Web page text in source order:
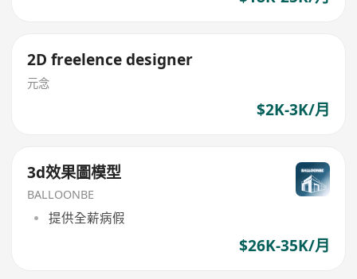
2D freelence designer
元念
$2K-3K/月
3d效果圖模型
BALLOONBE
提供全薪病假
$26K-35K/月